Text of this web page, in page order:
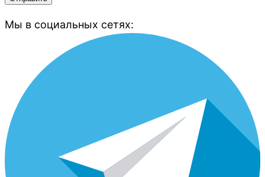
Мы в социальных сетях: